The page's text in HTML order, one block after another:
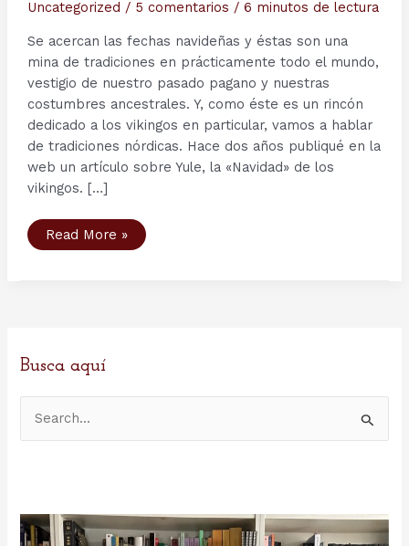
Uncategorized / 5 comentarios / 6 minutos de lectura
Se acercan las fechas navideñas y éstas son una
mina de tradiciones en prácticamente todo el mundo,
vestigio de nuestro pasado pagano y nuestras
costumbres ancestrales. Y, como éste es un rincón
dedicado a los vikingos en particular, vamos a hablar
de tradiciones nórdicas. Hace dos años publiqué en la
web un artículo sobre Yule, la «Navidad» de los
vikingos. […]
Los
13
Read More »
Busca aquí
r